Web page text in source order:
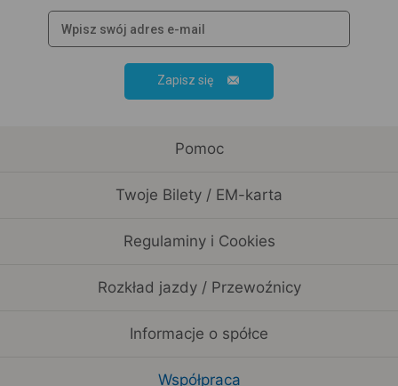
Zapisz się
Pomoc
Twoje Bilety / EM-karta
Regulaminy i Cookies
Rozkład jazdy / Przewoźnicy
Informacje o spółce
Współpraca